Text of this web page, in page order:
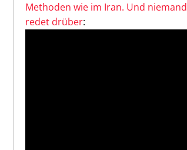
Methoden wie im Iran. Und niemand
redet drüber: